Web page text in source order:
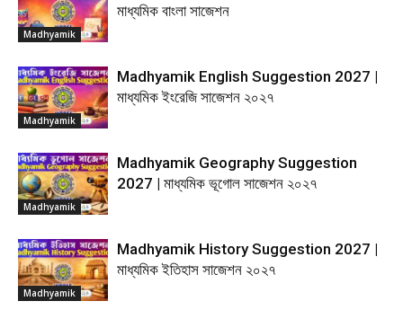
Madhyamik
মাধ্যমিক বাংলা সাজেশন
Madhyamik
Madhyamik English Suggestion 2027 |
মাধ্যমিক ইংরেজি সাজেশন ২০২৭
Madhyamik
Madhyamik Geography Suggestion
2027 | মাধ্যমিক ভূগোল সাজেশন ২০২৭
Madhyamik
Madhyamik History Suggestion 2027 |
মাধ্যমিক ইতিহাস সাজেশন ২০২৭